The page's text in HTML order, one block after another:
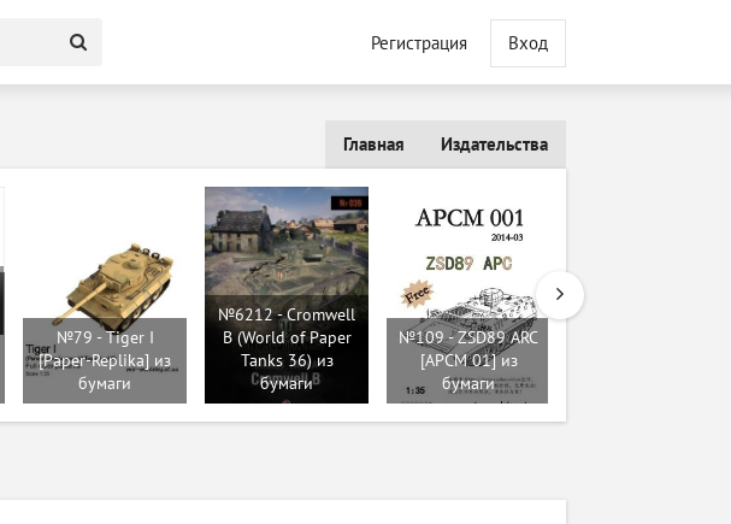
Регистрация Вход
Издательства
Главная
№79 - Tiger I
[Paper-Replika] из
бумаги
№6212 - Cromwell
B (World of Paper
Tanks 36) из
бумаги
№109 - ZSD89 ARC
[APCM 01] из
бумаги